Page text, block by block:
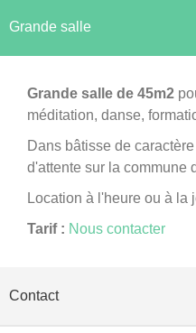
Grande salle
Grande salle de 45m2
méditation, danse,
Dans bâtisse de
d'attente sur la commune
Location à l'heure ou à la
Tarif : Nous contacter
Contact